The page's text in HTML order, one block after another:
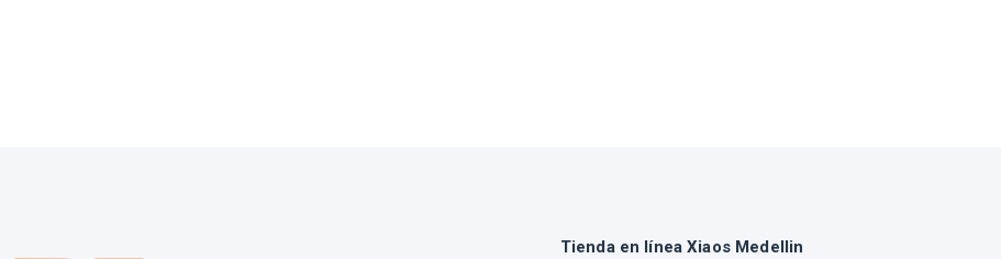
Tienda en línea Xiaos Medellin